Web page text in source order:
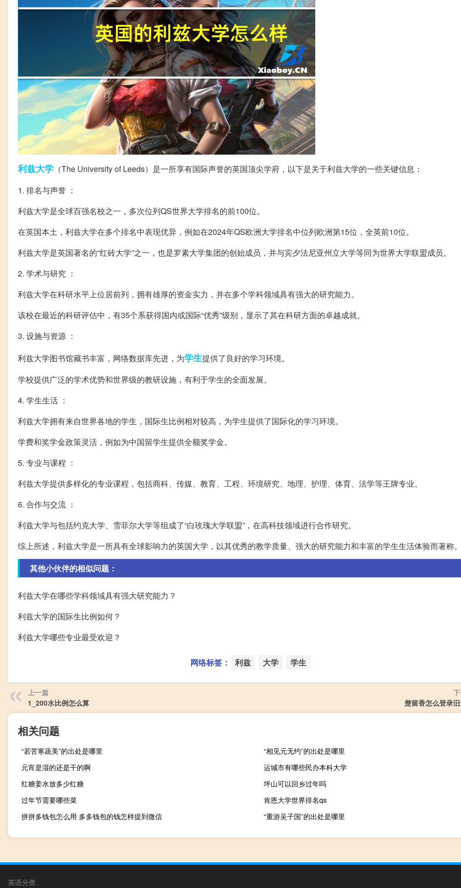
利兹大学 （The University of Leeds）是一所享有国际声誉的英国顶尖学府，以下是关于利兹大学的一些关键信息：
1. 排名与声誉 ：
利兹大学是全球百强名校之一，多次位列QS世界大学排名的前100位。
在英国本土，利兹大学在多个排名中表现优异，例如在2024年QS欧洲大学排名中位列欧洲第15位，全英前10位。
利兹大学是英国著名的“红砖大学”之一，也是罗素大学集团的创始成员，并与宾夕法尼亚州立大学等同为世界大学联盟成员。
2. 学术与研究 ：
利兹大学在科研水平上位居前列，拥有雄厚的资金实力，并在多个学科领域具有强大的研究能力。
该校在最近的科研评估中，有35个系获得国内或国际“优秀”级别，显示了其在科研方面的卓越成就。
3. 设施与资源 ：
利兹大学图书馆藏书丰富，网络数据库先进，为学生提供了良好的学习环境。
学校提供广泛的学术优势和世界级的教研设施，有利于学生的全面发展。
4. 学生生活 ：
利兹大学拥有来自世界各地的学生，国际生比例相对较高，为学生提供了国际化的学习环境。
学费和奖学金政策灵活，例如为中国留学生提供全额奖学金。
5. 专业与课程 ：
利兹大学提供多样化的专业课程，包括商科、传媒、教育、工程、环境研究、地理、护理、体育、法学等王牌专业。
6. 合作与交流 ：
利兹大学与包括约克大学、雪菲尔大学等组成了“白玫瑰大学联盟”，在高科技领域进行合作研究。
综上所述，利兹大学是一所具有全球影响力的英国大学，以其优秀的教学质量、强大的研究能力和丰富的学生生活体验而著称。
其他小伙伴的相似问题：
利兹大学在哪些学科领域具有强大研究能力？
利兹大学的国际生比例如何？
利兹大学哪些专业最受欢迎？
网络标签： 利兹 大学 学生
上一篇
1_200水比例怎么算
楚留香怎么登录
相关问题
“若苦寒蔬美”的出处是哪里
“相见元无约”的出处是哪里
元宵是湿的还是干的啊
运城市有哪些民办本科大学
红糖姜水放多少红糖
坪山可以回乡过年吗
过年节需要哪些菜
肯恩大学世界排名qs
拼拼多钱包怎么用 多多钱包的钱怎样提到微信
“重游吴子国”的出处是哪里
英语分类